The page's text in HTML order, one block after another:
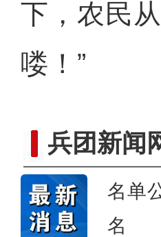
下，农民
喽！” （
兵团新闻
名单
名
侨乡